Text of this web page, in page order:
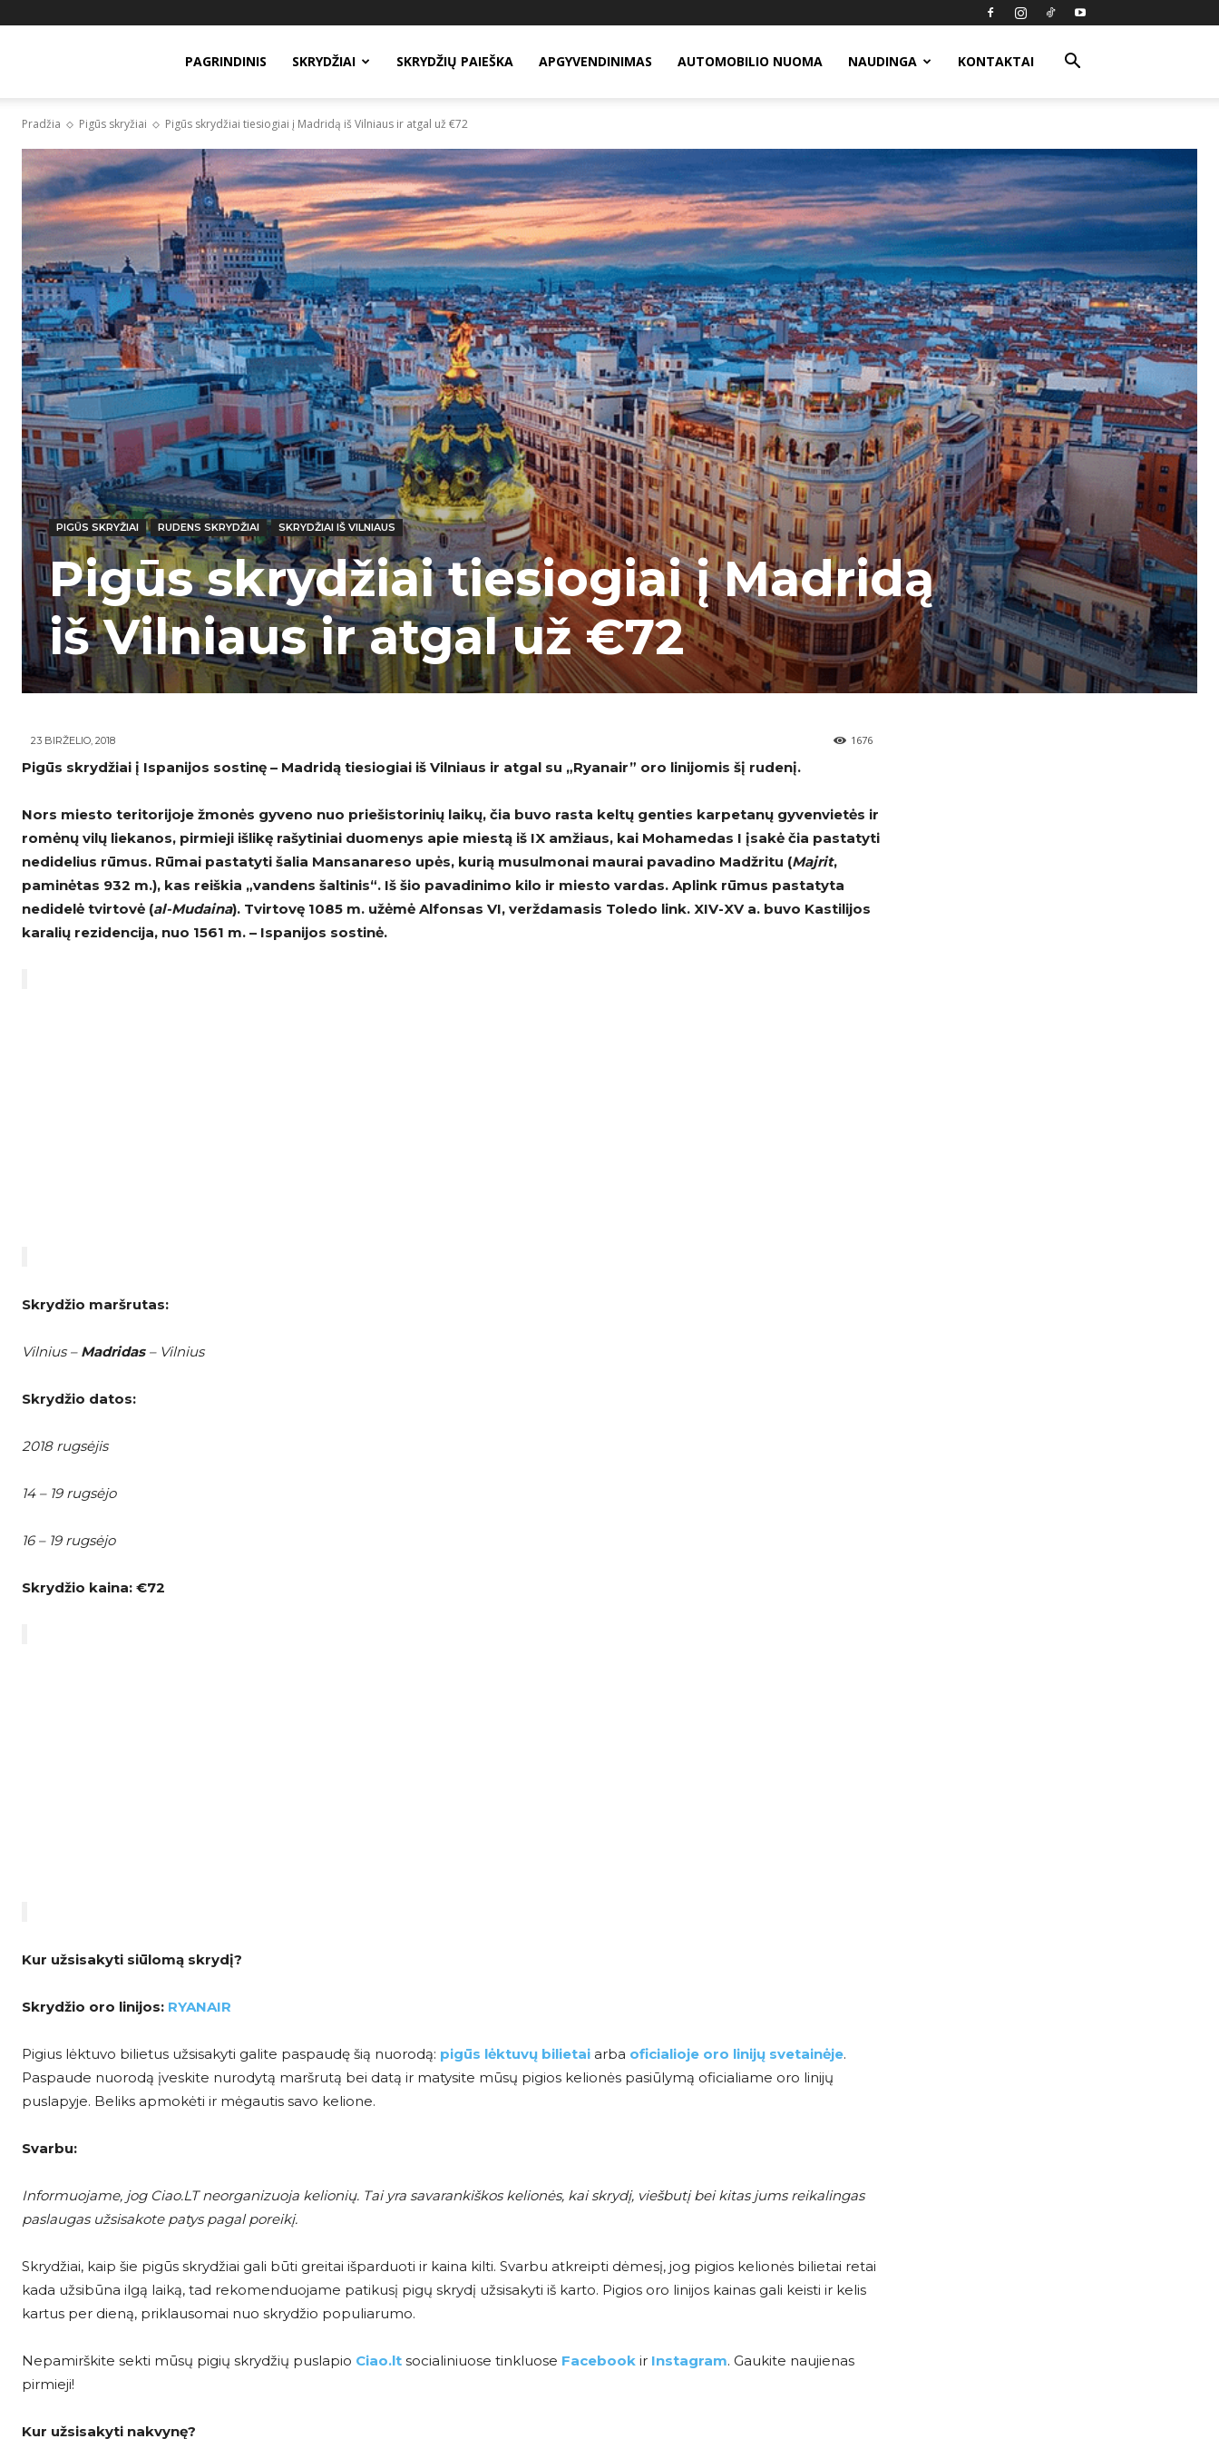
PAGRINDINIS SKRYDŽIAI SKRYDŽIŲ PAIEŠKA APGYVENDINIMAS AUTOMOBILIO NUOMA NAUDINGA KONTAKTAI
Pradžia Pigūs skryžiai Pigūs skrydžiai tiesiogiai į Madridą iš Vilniaus ir atgal už €72
PIGŪS SKRYŽIAI RUDENS SKRYDŽIAI SKRYDŽIAI IŠ VILNIAUS
Pigūs skrydžiai tiesiogiai į Madridą
iš Vilniaus ir atgal už €72
23 BIRŽELIO, 2018 1676
Pigūs skrydžiai į Ispanijos sostinę – Madridą tiesiogiai iš Vilniaus ir atgal su „Ryanair” oro linijomis šį rudenį.
Nors miesto teritorijoje žmonės gyveno nuo priešistorinių laikų, čia buvo rasta keltų genties karpetanų gyvenvietės ir
romėnų vilų liekanos, pirmieji išlikę rašytiniai duomenys apie miestą iš IX amžiaus, kai Mohamedas I įsakė čia pastatyti
nedidelius rūmus. Rūmai pastatyti šalia Mansanareso upės, kurią musulmonai maurai pavadino Madžritu (Majrit,
paminėtas 932 m.), kas reiškia „vandens šaltinis“. Iš šio pavadinimo kilo ir miesto vardas. Aplink rūmus pastatyta
nedidelė tvirtovė (al-Mudaina). Tvirtovę 1085 m. užėmė Alfonsas VI, verždamasis Toledo link. XIV-XV a. buvo Kastilijos
karalių rezidencija, nuo 1561 m. – Ispanijos sostinė.
Skrydžio maršrutas:
Vilnius – Madridas – Vilnius
Skrydžio datos:
2018 rugsėjis
14 – 19 rugsėjo
16 – 19 rugsėjo
Skrydžio kaina: €72
Kur užsisakyti siūlomą skrydį?
Skrydžio oro linijos: RYANAIR
Pigius lėktuvo bilietus užsisakyti galite paspaudę šią nuorodą: pigūs lėktuvų bilietai arba oficialioje oro linijų svetainėje.
Paspaude nuorodą įveskite nurodytą maršrutą bei datą ir matysite mūsų pigios kelionės pasiūlymą oficialiame oro linijų
puslapyje. Beliks apmokėti ir mėgautis savo kelione.
Svarbu:
Informuojame, jog Ciao.LT neorganizuoja kelionių. Tai yra savarankiškos kelionės, kai skrydį, viešbutį bei kitas jums reikalingas
paslaugas užsisakote patys pagal poreikį.
Skrydžiai, kaip šie pigūs skrydžiai gali būti greitai išparduoti ir kaina kilti. Svarbu atkreipti dėmesį, jog pigios kelionės bilietai retai
kada užsibūna ilgą laiką, tad rekomenduojame patikusį pigų skrydį užsisakyti iš karto. Pigios oro linijos kainas gali keisti ir kelis
kartus per dieną, priklausomai nuo skrydžio populiarumo.
Nepamirškite sekti mūsų pigių skrydžių puslapio Ciao.lt socialiniuose tinkluose Facebook ir Instagram. Gaukite naujienas
pirmieji!
Kur užsisakyti nakvynę?